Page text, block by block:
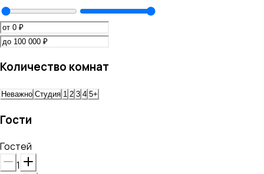
Количество комнат
Неважно Студия 1 2 3 4 5+
Гости
Гостей
1